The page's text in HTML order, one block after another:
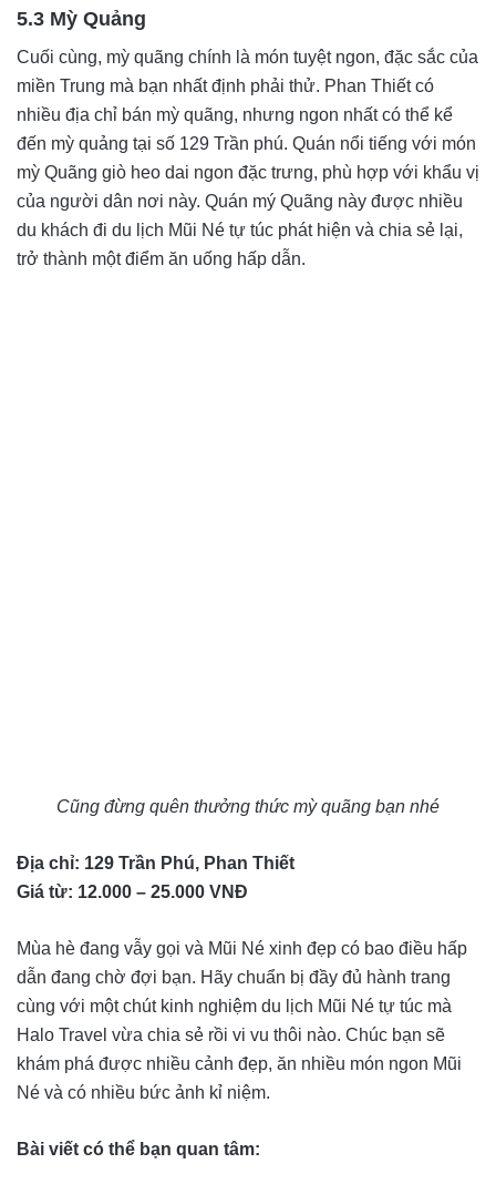
5.3 Mỳ Quảng
Cuối cùng, mỳ quãng chính là món tuyệt ngon, đặc sắc của
miền Trung mà bạn nhất định phải thử. Phan Thiết có
nhiều địa chỉ bán mỳ quãng, nhưng ngon nhất có thể kể
đến mỳ quảng tại số 129 Trần phú. Quán nổi tiếng với món
mỳ Quãng giò heo dai ngon đặc trưng, phù hợp với khẩu vị
của người dân nơi này. Quán mý Quãng này được nhiều
du khách đi du lịch Mũi Né tự túc phát hiện và chia sẻ lại,
trở thành một điểm ăn uống hấp dẫn.
Cũng đừng quên thưởng thức mỳ quãng bạn nhé
Địa chỉ: 129 Trần Phú, Phan Thiết
Giá từ: 12.000 – 25.000 VNĐ
Mùa hè đang vẫy gọi và Mũi Né xinh đẹp có bao điều hấp
dẫn đang chờ đợi bạn. Hãy chuẩn bị đầy đủ hành trang
cùng với một chút kinh nghiệm du lịch Mũi Né tự túc mà
Halo Travel vừa chia sẻ rồi vi vu thôi nào. Chúc bạn sẽ
khám phá được nhiều cảnh đẹp, ăn nhiều món ngon Mũi
Né và có nhiều bức ảnh kỉ niệm.
Bài viết có thể bạn quan tâm: